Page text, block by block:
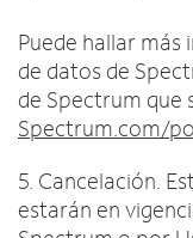
Puede hallar
de datos de
de Spectrum que
Spectrum.com/
5. Cancelación.
estarán en